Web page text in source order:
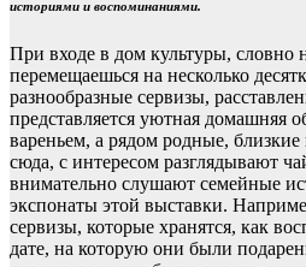
историями и воспоминаниями.
При входе в дом культуры, словно
перемещаешься на несколько
разнообразные сервизы,
представляется уютная домашняя
вареньем, а рядом родные, близкие
сюда, с интересом разглядывают
внимательно слушают семейные
экспонаты этой выставки.
сервизы, которые хранятся, как
дате, на которую они были